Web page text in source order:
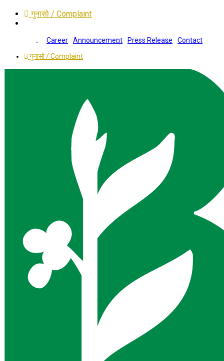
गुनासो / Complaint
Career Announcement Press Release
Contact
गुनासो / Complaint